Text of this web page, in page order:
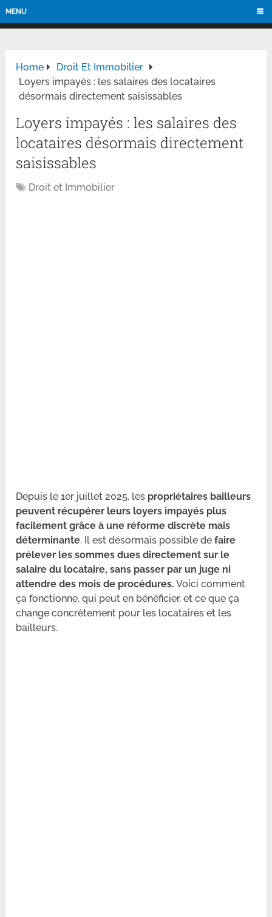
MENU
Home
Droit Et Immobilier
Loyers impayés : les salaires des locataires
désormais directement saisissables
Loyers impayés : les salaires des
locataires désormais directement
saisissables
Droit et Immobilier
Depuis le 1er juillet 2025, les propriétaires bailleurs
peuvent récupérer leurs loyers impayés plus
facilement grâce à une réforme discrète mais
déterminante. Il est désormais possible defaire
prélever les sommes dues directement sur le
salaire du locataire, sans passer par un juge ni
attendre des mois de procédures. Voici comment
ça fonctionne, qui peut en bénéficier, et ce que ça
change concrètement pour les locataires et les
bailleurs.